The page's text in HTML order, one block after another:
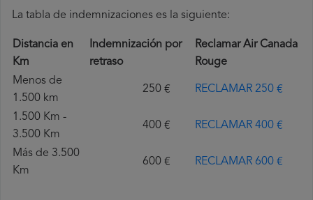
La tabla de indemnizaciones es la siguiente:
Distancia en
Km
Indemnización por
retraso
Reclamar Air Canada
Rouge
Menos de
1.500 km
250 € RECLAMAR 250 €
1.500 Km -
3.500 Km
400 € RECLAMAR 400 €
Más de 3.500
Km
600 € RECLAMAR 600 €